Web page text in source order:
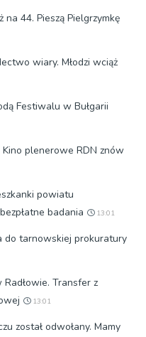
na 44. Pieszą Pielgrzymkę
wiary. Młodzi wciąż
Festiwalu w Bułgarii
plenerowe RDN znów
powiatu
badania
13:01
do tarnowskiej prokuratury
Radłowie. Transfer z
13:01
został odwołany. Mamy